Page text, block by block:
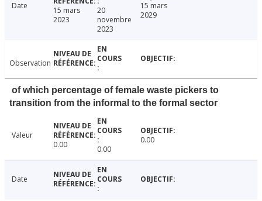
Date
15 mars
2023
20
novembre
2023
15 mars
2029
Observation
of which percentage of female waste pickers to
transition from the informal to the formal sector
Valeur
0.00
0.00
0.00
Date